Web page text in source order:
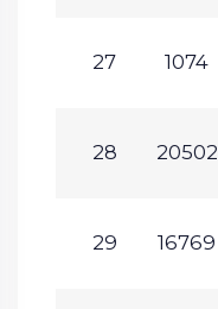
27 1074
28 20502
29 16769